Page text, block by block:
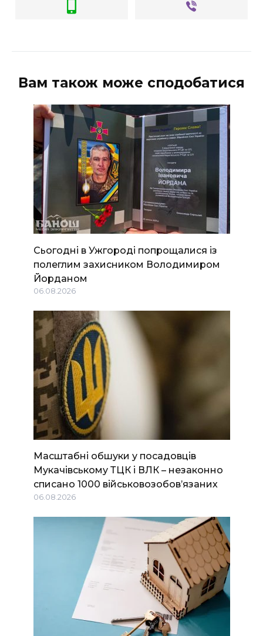
Вам також може сподобатися
Сьогодні в Ужгороді попрощалися із
полеглим захисником Володимиром
Йорданом
06.08.2026
Масштабні обшуки у посадовців
Мукачівському ТЦК і ВЛК – незаконно
списано 1000 військовозобов’язаних
06.08.2026